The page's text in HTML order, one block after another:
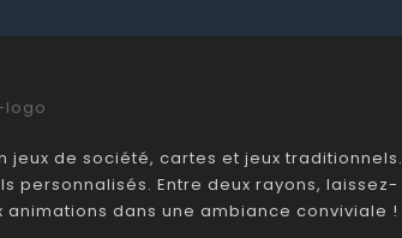
jeux de société, cartes et jeux traditionnels.
personnalisés. Entre deux rayons, laissez-
dans une ambiance conviviale !